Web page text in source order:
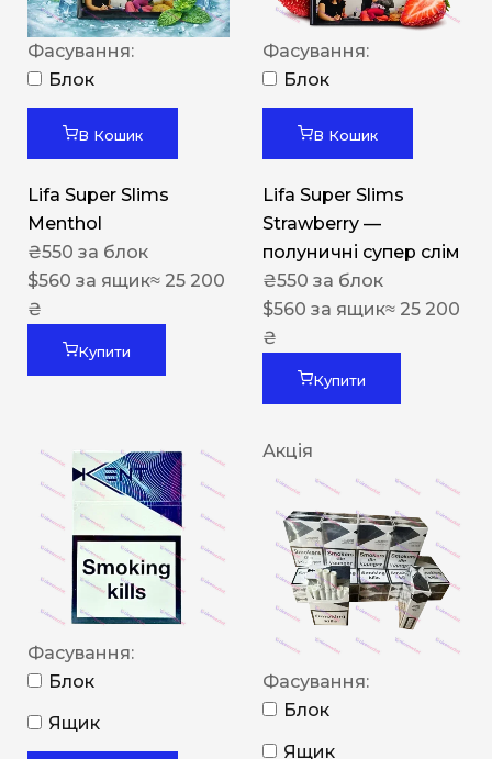
Фасування:
Блок
В Кошик
Lifa Super Slims
Menthol
₴550 за блок
$560 за ящик≈ 25 200
₴
Купити
Фасування:
Блок
В Кошик
Lifa Super Slims
Strawberry —
полуничні супер слім
₴550 за блок
$560 за ящик≈ 25 200
₴
Купити
Фасування:
Блок
Ящик
Акція
Фасування:
Блок
Ящик